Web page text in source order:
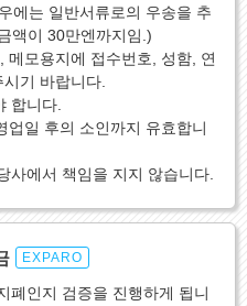
에는 일반서류로의 우송을 추
액이 30만엔까지임.)
모용지에 접수번호, 성함, 연
기 바랍니다.
합니다.
일 후의 소인까지 유효합니
사에서 책임을 지지 않습니다.
EXPARO
폐인지 검증을 진행하게 됩니